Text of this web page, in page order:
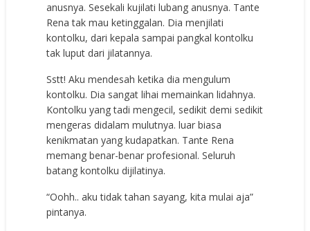
anusnya. Sesekali kujilati lubang anusnya. Tante
Rena tak mau ketinggalan. Dia menjilati
kontolku, dari kepala sampai pangkal kontolku
tak luput dari jilatannya.
Sstt! Aku mendesah ketika dia mengulum
kontolku. Dia sangat lihai memainkan lidahnya.
Kontolku yang tadi mengecil, sedikit demi sedikit
mengeras didalam mulutnya. luar biasa
kenikmatan yang kudapatkan. Tante Rena
memang benar-benar profesional. Seluruh
batang kontolku dijilatinya.
“Oohh.. aku tidak tahan sayang, kita mulai aja”
pintanya.